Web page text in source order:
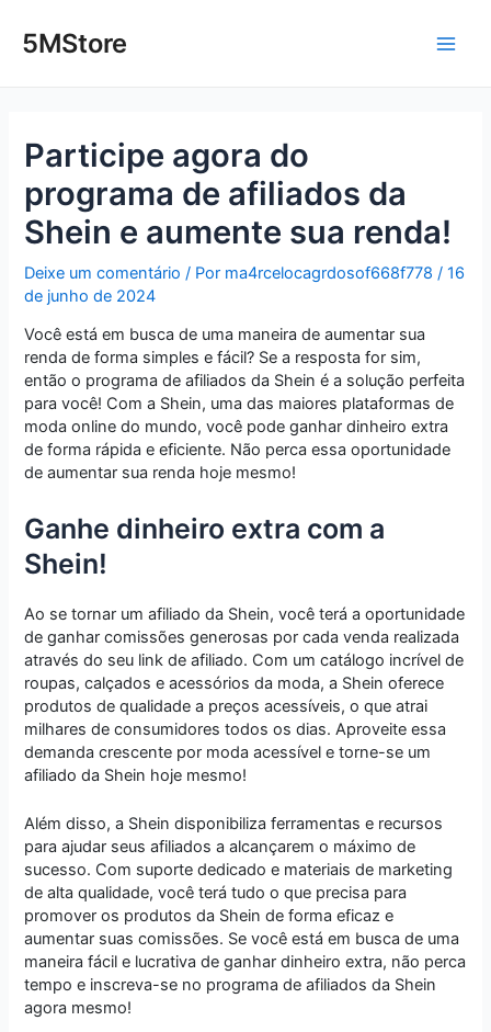
para5MStore
Participe agora do
programa de afiliados da
Shein e aumente sua renda!
Deixe um comentário / Por ma4rcelocagrdosof668f778/16
de junho de 2024
Você está em busca de uma maneira de aumentar sua
renda de forma simples e fácil? Se a resposta for sim,
então o programa de afiliados da Shein é a solução perfeita
para você! Com a Shein, uma das maiores plataformas de
moda online do mundo, você pode ganhar dinheiro extra
de forma rápida e eficiente. Não perca essa oportunidade
de aumentar sua renda hoje mesmo!
Ganhe dinheiro extra com a
Shein!
Ao se tornar um afiliado da Shein, você terá a oportunidade
de ganhar comissões generosas por cada venda realizada
através do seu link de afiliado. Com um catálogo incrível de
roupas, calçados e acessórios da moda, a Shein oferece
produtos de qualidade a preços acessíveis, o que atrai
milhares de consumidores todos os dias. Aproveite essa
demanda crescente por moda acessível e torne-se um
afiliado da Shein hoje mesmo!
Além disso, a Shein disponibiliza ferramentas e recursos
para ajudar seus afiliados a alcançarem o máximo de
sucesso. Com suporte dedicado e materiais de marketing
de alta qualidade, você terá tudo o que precisa para
promover os produtos da Shein de forma eficaz e
aumentar suas comissões. Se você está em busca de uma
maneira fácil e lucrativa de ganhar dinheiro extra, não perca
tempo e inscreva-se no programa de afiliados da Shein
agora mesmo!
navigation